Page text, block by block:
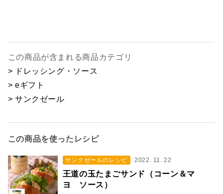
この商品が含まれる商品カテゴリ
> ドレッシング・ソース
> eギフト
> サンクゼール
この商品を使ったレシピ
サンクゼールのレシピ 2022. 11. 22
王道の玉たまごサンド（コーン＆マ
ヨ ソース）